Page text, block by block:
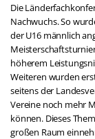
Die
Nachwuchs. So
der U16 männlich
höherem
Weiteren wurden
seitens der
Vereine noch mehr
können. Dieses
großen Raum